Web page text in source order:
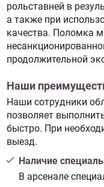
рольставней в
а также при
качества. Поломка
продолжительной
Наши
Наши сотрудники
позволяет
быстро. При
выезд.
Наличие
В арсенале